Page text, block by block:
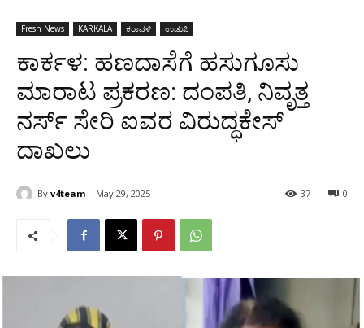
Fresh News KARKALA ಕರಾವಳಿ ಉಡುಪಿ
ಕಾರ್ಕಳ: ಹಣದಾಸೆಗೆ ಹಸುಗೂಸು
ಮಾರಾಟ ಪ್ರಕರಣ: ದಂಪತಿ, ನಿವೃತ್ತ
ನರ್ಸ್ ಸೇರಿ ಐವರ ವಿರುದ್ಧಕೇಸ್
ದಾಖಲು
By v4team May 29, 2025 0
37